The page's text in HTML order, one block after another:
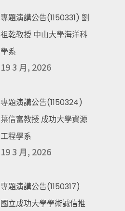
專題演講公告(1150331) 劉
祖乾教授 中山大學海洋科
學系
19 3 月, 2026
專題演講公告(1150324)
葉信富教授 成功大學資源
工程學系
19 3 月, 2026
專題演講公告(1150317)
國立成功大學學術誠信推